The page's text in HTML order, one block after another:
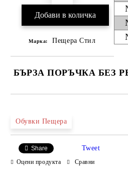
Марка: Пещера Стил
БЪРЗА ПОРЪЧКА БЕЗ
Обувки Пещера
Share Tweet
Оцени продукта Сравни